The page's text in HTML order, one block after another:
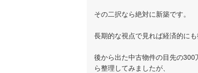
その二択なら絶対に新築です。
長期的な視点で見れば経済的に
後から出た中古物件の目先の
ら整理してみましたが、